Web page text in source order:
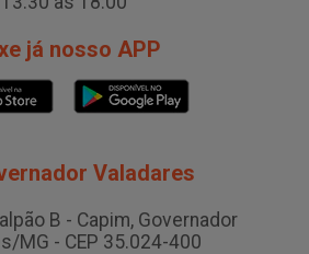
já nosso APP
Valadares
B - Capim, Governador
MG - CEP 35.024-400